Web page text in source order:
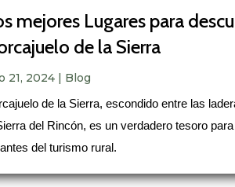
mejores Lugares para
de la Sierra
21, 2024| Blog
de la Sierra, escondido entre las
del Rincón, es un verdadero tesoro
del turismo rural.